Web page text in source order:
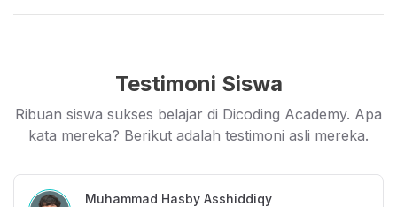
Testimoni Siswa
Ribuan siswa sukses belajar di Dicoding Academy. Apa
kata mereka? Berikut adalah testimoni asli mereka.
Muhammad Hasby Asshiddiqy